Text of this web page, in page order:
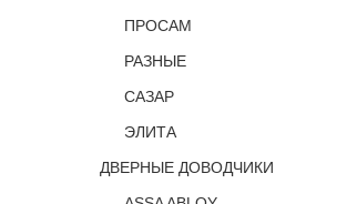
ПРОСАМ
РАЗНЫЕ
САЗАР
ЭЛИТА
ДВЕРНЫЕ ДОВОДЧИКИ